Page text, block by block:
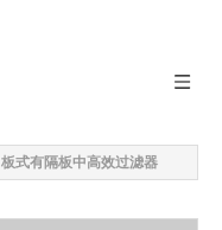
板式有隔板中高效过滤器